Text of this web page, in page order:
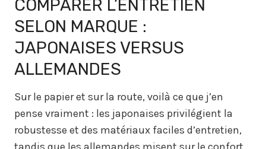
COMPARER L’ENTRETIEN
SELON MARQUE :
JAPONAISES VERSUS
ALLEMANDES
Sur le papier et sur la route, voilà ce que j’en
pense vraiment : les japonaises privilégient la
robustesse et des matériaux faciles d’entretien,